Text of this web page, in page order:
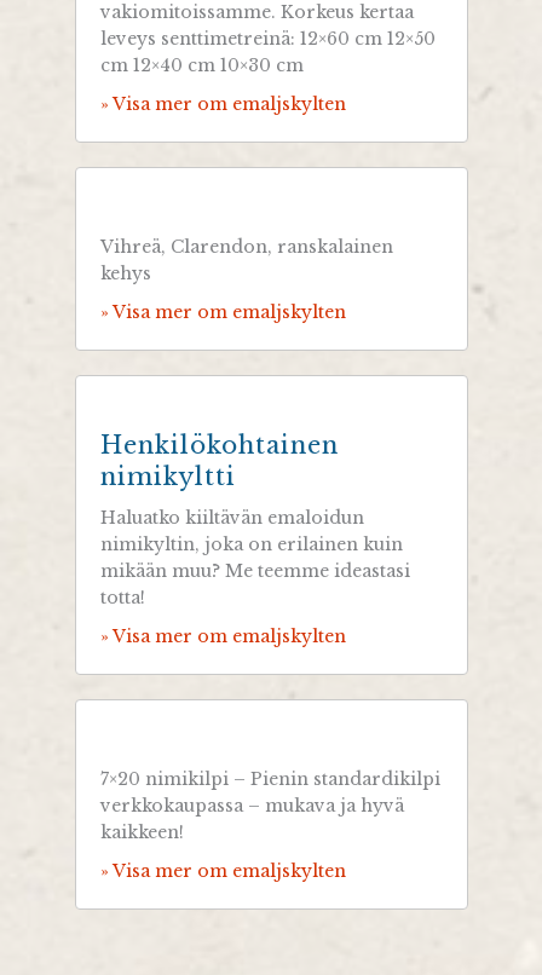
vakiomitoissamme. Korkeus kertaa
leveys senttimetreinä: 12×60 cm 12×50
cm 12×40 cm 10×30 cm
» Visa mer om emaljskylten
Vihreä, Clarendon, ranskalainen
kehys
» Visa mer om emaljskylten
Henkilökohtainen
nimikyltti
Haluatko kiiltävän emaloidun
nimikyltin, joka on erilainen kuin
mikään muu? Me teemme ideastasi
totta!
» Visa mer om emaljskylten
7×20 nimikilpi – Pienin standardikilpi
verkkokaupassa – mukava ja hyvä
kaikkeen!
» Visa mer om emaljskylten